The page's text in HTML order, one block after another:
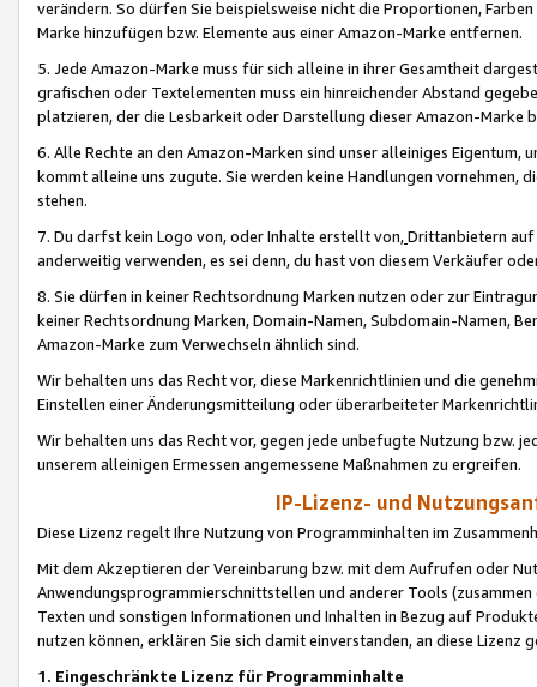
verändern. So dürfen Sie beispielsweise nicht die Proportionen,
Marke hinzufügen bzw. Elemente aus einer Amazon-Marke entfernen.
5. Jede Amazon-Marke muss für sich alleine in ihrer Gesamtheit
grafischen oder Textelementen muss ein hinreichender Abstand
platzieren, der die Lesbarkeit oder Darstellung dieser Amazon-Marke
6. Alle Rechte an den Amazon-Marken sind unser alleiniges
kommt alleine uns zugute. Sie werden keine Handlungen vornehmen,
stehen.
7. Du darfst kein Logo von, oder Inhalte erstellt von,Drittanbietern auf
anderweitig verwenden, es sei denn, du hast von diesem Verkäufer
8. Sie dürfen in keiner Rechtsordnung Marken nutzen oder zur
keiner Rechtsordnung Marken, Domain-Namen, Subdomain-Namen,
Amazon-Marke zum Verwechseln ähnlich sind.
Wir behalten uns das Recht vor, diese Markenrichtlinien und die
Einstellen einer Änderungsmitteilung oder überarbeiteter
Wir behalten uns das Recht vor, gegen jede unbefugte Nutzung bzw.
unserem alleinigen Ermessen angemessene Maßnahmen zu ergreifen.
IP-Lizenz- und
Diese Lizenz regelt Ihre Nutzung von Programminhalten im
Mit dem Akzeptieren der Vereinbarung bzw. mit dem Aufrufen oder
Anwendungsprogrammierschnittstellen und anderer Tools (zusammen
Texten und sonstigen Informationen und Inhalten in Bezug auf
nutzen können, erklären Sie sich damit einverstanden, an diese Lizenz
1. Eingeschränkte Lizenz für Programminhalte